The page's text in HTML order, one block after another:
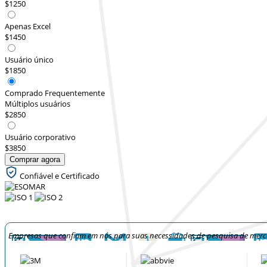
$1250
Apenas Excel
$1450
Usuário único
$1850
Comprado Frequentemente
Múltiplos usuários
$2850
Usuário corporativo
$3850
Comprar agora
Confiável e Certificado
Empresas que confiam em nós para suas necessidades de pesquisa de